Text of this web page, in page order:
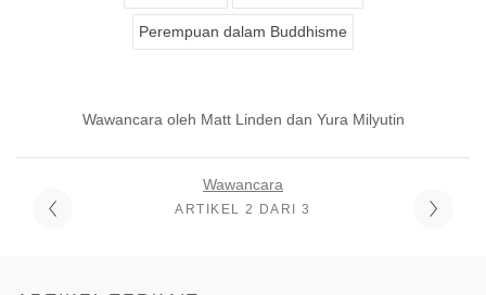
Perempuan dalam Buddhisme
Wawancara oleh Matt Linden dan Yura Milyutin
Wawancara
ARTIKEL 2 DARI 3